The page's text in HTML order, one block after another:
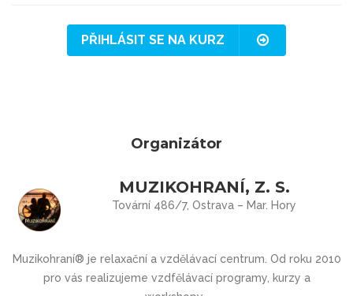
PŘIHLÁSIT SE NA KURZ
Organizátor
MUZIKOHRANÍ, Z. S.
Tovární 486/7, Ostrava – Mar. Hory
Muzikohraní® je relaxační a vzdělávací centrum. Od roku 2010
pro vás realizujeme vzdfělávací programy, kurzy a